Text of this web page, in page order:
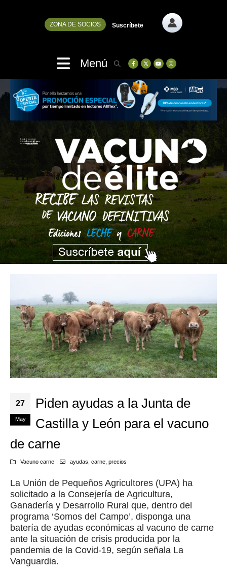
ZONA DE SOCIOS Suscríbete
Menú
27
May
Piden ayudas a la Junta de
Castilla y León para el vacuno
de carne
Vacuno carne ayudas carne, precios
La Unión de Pequeños Agricultores (UPA) ha
solicitado a la Consejería de Agricultura,
Ganadería y Desarrollo Rural que, dentro del
programa ‘Somos del Campo’, disponga una
batería de ayudas económicas al vacuno de carne
ante la situación de crisis producida por la
pandemia de la Covid-19, según señala La
Vanguardia.